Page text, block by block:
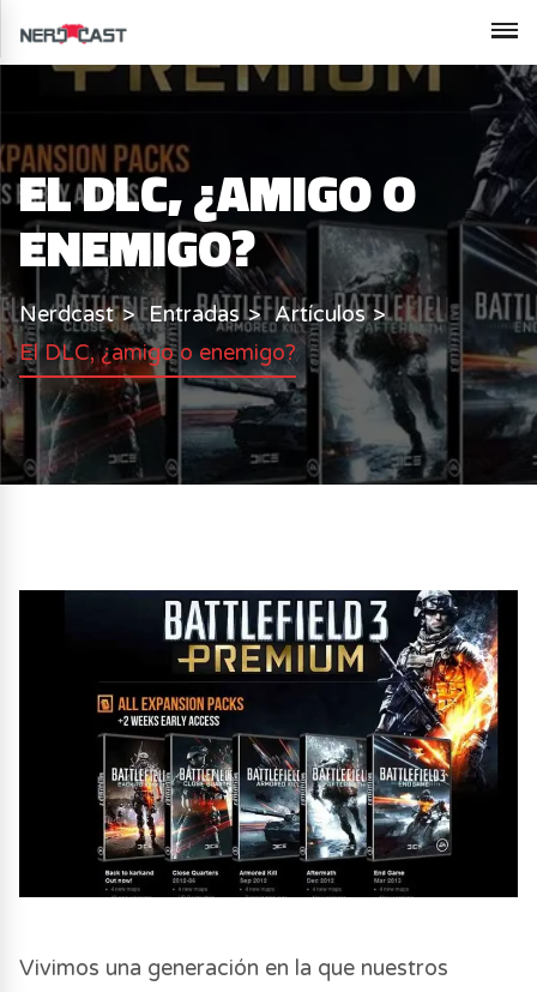
EL DLC, ¿AMIGO O
ENEMIGO?
Nerdcast Entradas
Artículos
El DLC, ¿amigo o enemigo?
Vivimos una generación en la que nuestros